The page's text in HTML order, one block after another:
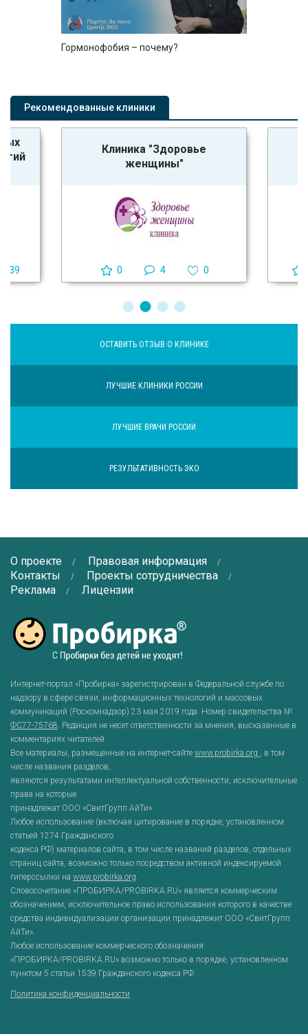
Гормонофобия – почему?
Рекомендованные клиники
39
Клиника "Здоровье
женщины"
0 4 0
ОСТАВИТЬ ОТЗЫВ О КЛИНИКЕ
ЛУЧШИЕ КЛИНИКИ РОССИИ
ЛУЧШИЕ ВРАЧИ РОССИИ
РЕЗУЛЬТАТИВНОСТЬ ЭКО
О проекте
Правовая информация
Контакты
Проекты сотрудничества
Реклама
Лицензии
Интернет-портал «Пробирка» зарегистрирован в Федеральной службе по
надзору в сфере связи, информационных технологий и массовых
коммуникаций (Роскомнадзор) 23 мая 2019 года. Номер свидетельства №
ФС77-75768. Редакция не несет ответственности за мнения, высказанные в
комментариях читателей.
Все материалы, размещенные на интернет-сайте www.probirka.org , в том
числе названия разделов,
являются результатами интеллектуальной собственности, исключительные
права на которые
принадлежат ООО «СвитГрупп АйТи».
Любое использование (включая цитирование в порядке, установленном
статьей 1274 Гражданского
кодекса РФ) материалов сайта, в том числе названий разделов, отдельных
страниц сайта, возможно только посредством активной индексируемой
гиперссылки на www.probirka.org.
Словосочетание «ПРОБИРКА/PROBIRKA.RU» является коммерческим
обозначением, исключительное право использования которого в качестве
средства индивидуализации организации принадлежит ООО «СвитГрупп
АйТи».
Любое использование коммерческого обозначения
«ПРОБИРКА/PROBIRKA.RU» возможно только в порядке, установленном
пунктом 5 статьи 1539 Гражданского кодекса РФ.
Политика конфиденциальности